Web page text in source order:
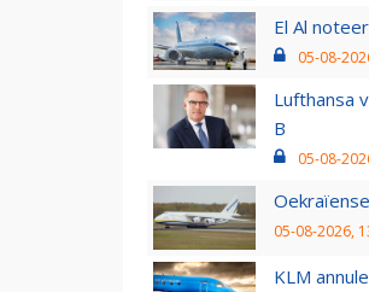
El Al
05-08-
Lufthansa
B
05-08-
05-08-2026,
KLM